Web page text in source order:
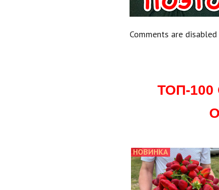
Comments are disabled
ТОП-
НОВИНКА